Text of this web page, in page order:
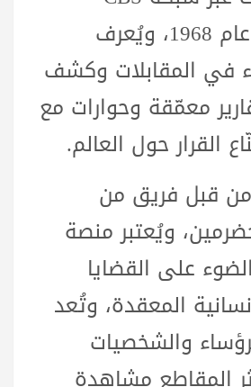
الأمريكية منذ عام 1968، ويُعرف
في المقابلات وكشف
معمّقة وحوارات مع
القرار حول العالم.
من قبل فريق من
ويُعتبر منصة
على القضايا
المعقدة، وتُعد
والشخصيات